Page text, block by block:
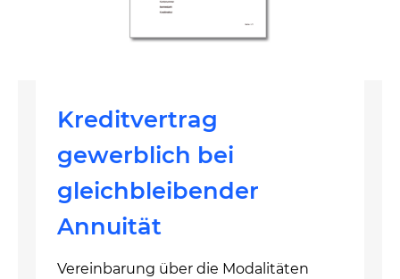
Kreditvertrag
gewerblich bei
gleichbleibender
Annuität
Vereinbarung über die Modalitäten